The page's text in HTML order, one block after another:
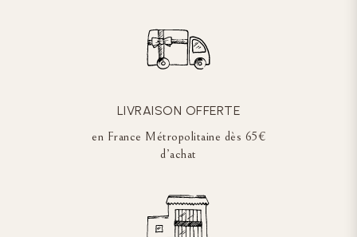
LIVRAISON OFFERTE
en France Métropolitaine dès 65€
d’achat